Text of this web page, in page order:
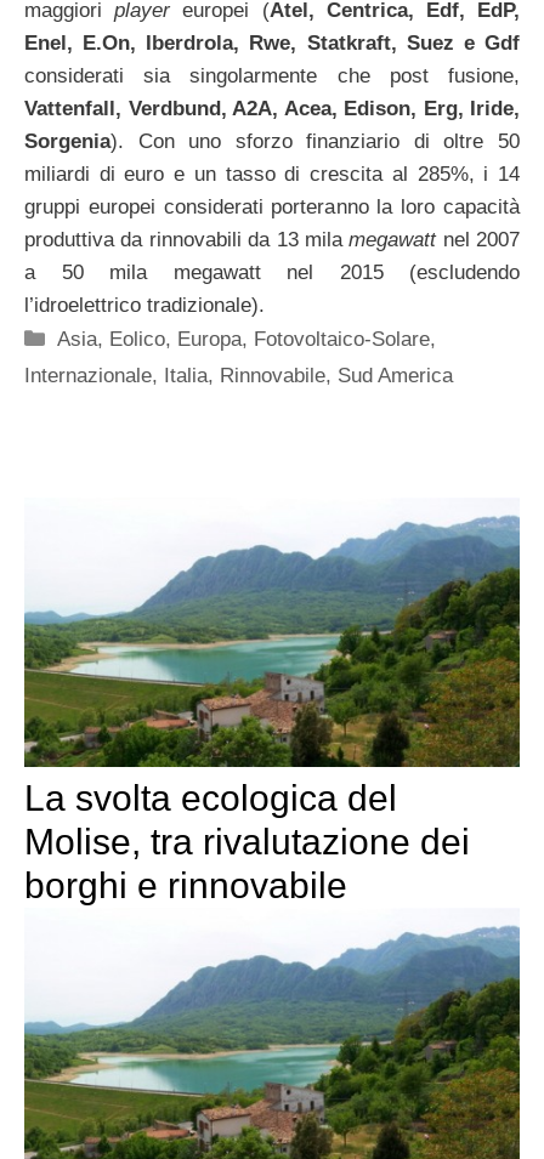
maggioriplayereuropei (Atel, Centrica, Edf, EdP,
Enel, E.On, Iberdrola, Rwe, Statkraft, Suez e Gdf
considerati sia singolarmente che post fusione,
Vattenfall, Verdbund, A2A, Acea, Edison, Erg, Iride,
Sorgenia). Con uno sforzo finanziario di oltre 50
miliardi di euro e un tasso di crescita al 285%, i 14
gruppi europei considerati porteranno la loro capacità
produttiva da rinnovabili da 13 milamegawattnel 2007
a 50 mila megawatt nel 2015 (escludendo
l’idroelettrico tradizionale).
Categorie
Asia, Eolico, Europa, Fotovoltaico-Solare,
Internazionale, Italia, Rinnovabile, Sud America
La svolta ecologica del
Molise, tra rivalutazione dei
borghi e rinnovabile